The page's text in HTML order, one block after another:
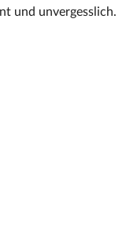
und unvergesslich.